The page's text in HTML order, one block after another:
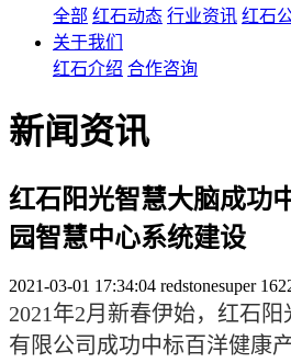
全部 红石动态 行业资讯 红石
关于我们
红石介绍 合作咨询
新闻资讯
红石阳光智慧大脑成功
园智慧中心系统建设
2021-03-01 17:34:04 redstonesuper
2021年2月新春伊始，红石
有限公司成功中标百洋健康